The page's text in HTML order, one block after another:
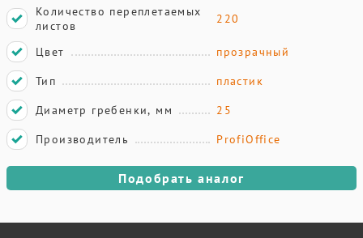
Количество переплетаемых
листов
220
Цвет
прозрачный
Тип
пластик
Диаметр гребенки, мм
25
Производитель
ProfiOffice
Подобрать аналог